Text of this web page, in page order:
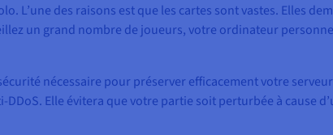
L’une des raisons est que les cartes sont vastes. Elles
un grand nombre de joueurs, votre ordinateur
nécessaire pour préserver efficacement votre
Elle évitera que votre partie soit perturbée à cause